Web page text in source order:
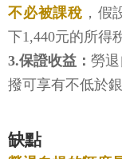
不必被課稅 ，假
下1,440元的所得
3.保證收益： 勞
撥可享有不低於
缺點